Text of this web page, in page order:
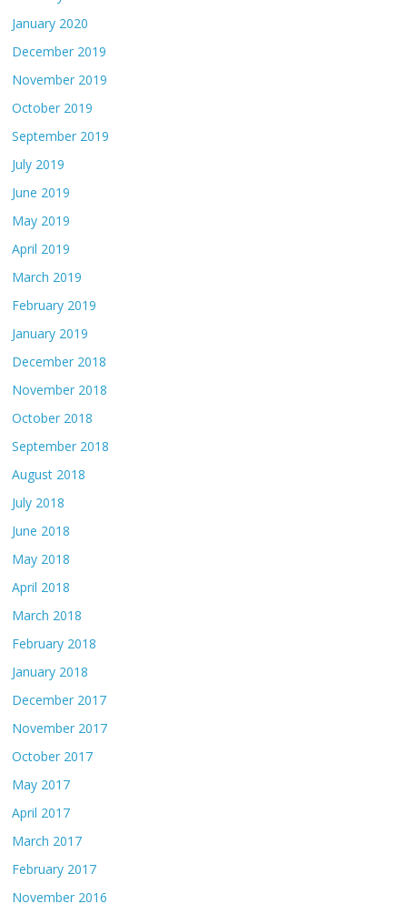
January 2020
December 2019
November 2019
October 2019
September 2019
July 2019
June 2019
May 2019
April 2019
March 2019
February 2019
January 2019
December 2018
November 2018
October 2018
September 2018
August 2018
July 2018
June 2018
May 2018
April 2018
March 2018
February 2018
January 2018
December 2017
November 2017
October 2017
May 2017
April 2017
March 2017
February 2017
November 2016